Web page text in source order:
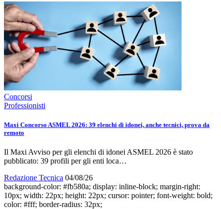
Concorsi
Professionisti
Maxi Concorso ASMEL 2026: 39 elenchi di idonei, anche tecnici, prova da
remoto
Il Maxi Avviso per gli elenchi di idonei ASMEL 2026 è stato
pubblicato: 39 profili per gli enti loca…
Redazione Tecnica 04/08/26
background-color: #fb580a; display: inline-block; margin-right:
10px; width: 22px; height: 22px; cursor: pointer; font-weight: bold;
color: #fff; border-radius: 32px;